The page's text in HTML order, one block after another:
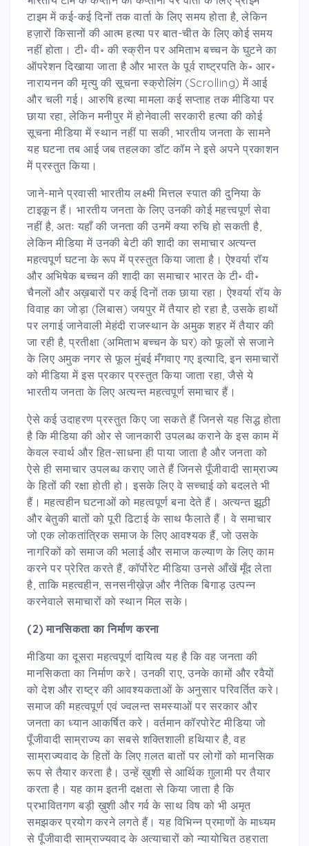
टाइम में कई-कई दिनों तक वार्ता के लिए समय होता है, लेकिन
हज़ारों किसानों की आत्म हत्या पर बात-चीत के लिए कोई समय
नहीं होता। टी॰ वी॰ की स्क्रीन पर अमिताभ बच्चन के घुटने का
ऑपरेशन दिखाया जाता है और भारत के पूर्व राष्ट्रपति के॰ आर॰
नारायनन की मृत्यु की सूचना स्क्रोलिंग (Scrolling) में आई
और चली गई। आरुषि हत्या मामला कई सप्ताह तक मीडिया पर
छाया रहा, लेकिन मनीपुर में होनेवाली सरकारी हत्या की कोई
सूचना मीडिया में स्थान नहीं पा सकी, भारतीय जनता के सामने
यह घटना तब आई जब तहलका डॉट कॉम ने इसे अपने प्रकाशन
में प्रस्तुत किया।
जाने-माने प्रवासी भारतीय लक्ष्मी मित्तल स्पात की दुनिया के
टाइकून हैं। भारतीय जनता के लिए उनकी कोई महत्त्वपूर्ण सेवा
नहीं है, अतः यहाँ की जनता की उनमें क्या रुचि हो सकती है,
लेकिन मीडिया में उनकी बेटी की शादी का समाचार अत्यन्त
महत्वपूर्ण घटना के रूप में प्रस्तुत किया जाता है। ऐश्वर्या रॉय
और अभिषेक बच्चन की शादी का समाचार भारत के टी॰ वी॰
चैनलों और अख़बारों पर कई दिनों तक छाया रहा। ऐश्वर्या रॉय के
विवाह का जोड़ा (लिबास) जयपुर में तैयार हो रहा है, उसके हाथों
पर लगाई जानेवाली मेहंदी राजस्थान के अमुक शहर में तैयार की
जा रही है, प्रतीक्षा (अमिताभ बच्चन के घर) को फूलों से सजाने
के लिए अमुक नगर से फूल मुंबई मँगवाए गए इत्यादि, इन समाचारों
को मीडिया में इस प्रकार प्रस्तुत किया जाता रहा, जैसे ये
भारतीय जनता के लिए अत्यन्त महत्वपूर्ण समाचार हैं।
ऐसे कई उदाहरण प्रस्तुत किए जा सकते हैं जिनसे यह सिद्ध होता
है कि मीडिया की ओर से जानकारी उपलब्ध कराने के इस काम में
केवल स्वार्थ और हित-साधना ही पाया जाता है और जनता को
ऐसे ही समाचार उपलब्ध कराए जाते हैं जिनसे पूँजीवादी साम्राज्य
के हितों की रक्षा होती हो। इसके लिए वे सच्चाई को बदलते भी
हैं। महत्वहीन घटनाओं को महत्वपूर्ण बना देते हैं। अत्यन्त झूठी
और बेतुकी बातों को पूरी ढिटाई के साथ फैलाते हैं। वे समाचार
जो एक लोकतांत्रिक समाज के लिए आवश्यक हैं, जो उसके
नागरिकों को समाज की भलाई और समाज कल्याण के लिए काम
करने पर प्रेरित करते हैं, कॉर्पोरेट मीडिया उनसे आँखें मूँद लेता
है, ताकि महत्वहीन, सनसनीख़ेज़ और नैतिक बिगाड़ उत्पन्न
करनेवाले समाचारों को स्थान मिल सके।
(2) मानसिकता का निर्माण करना
मीडिया का दूसरा महत्वपूर्ण दायित्व यह है कि वह जनता की
मानसिकता का निर्माण करे। उनकी राए, उनके कामों और रवैयों
को देश और राष्ट्र की आवश्यकताओं के अनुसार परिवर्तित करे।
समाज की महत्वपूर्ण एवं ज्वलन्त समस्याओं पर सरकार और
जनता का ध्यान आकर्षित करे। वर्तमान कॉरपोरेट मीडिया जो
पूँजीवादी साम्राज्य का सबसे शक्तिशाली हथियार है, वह
साम्राज्यवाद के हितों के लिए ग़लत बातों पर लोगों को मानसिक
रूप से तैयार करता है। उन्हें ख़ुशी से आर्थिक ग़ुलामी पर तैयार
करता है। यह काम इतनी दक्षता से किया जाता है कि
प्रभावितगण बड़ी ख़ुशी और गर्व के साथ विष को भी अमृत
समझकर प्रयोग करने लगते हैं। यह विभिन्न प्रमाणों के माध्यम
से पूँजीवादी साम्राज्यवाद के अत्याचारों को न्यायोचित ठहराता